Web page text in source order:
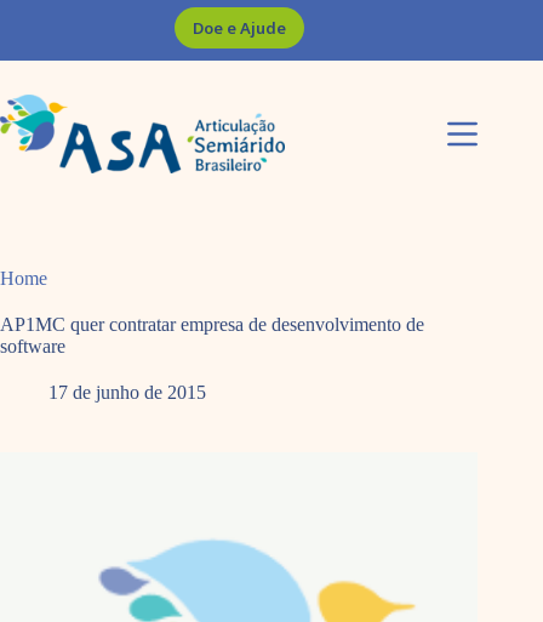
Doe e Ajude
Home
AP1MC quer contratar empresa de desenvolvimento de
software
17 de junho de 2015